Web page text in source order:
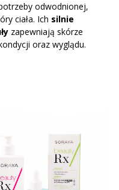
odwodnionej,
ciała. Ich silnie
zapewniają skórze
oraz wyglądu.